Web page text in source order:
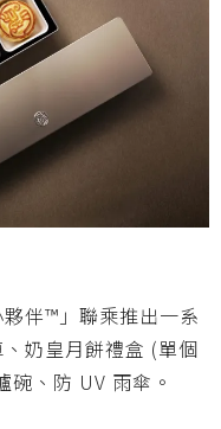
伴™」聯乘推出一系
奶皇月餅禮盒 (單個
、防 UV 雨傘。